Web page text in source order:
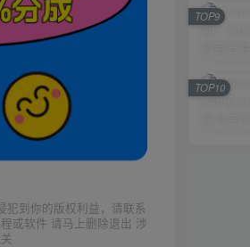
犯到你的版权利益，请联系
或软件 请马上删除退出 涉
TOP9
TOP10